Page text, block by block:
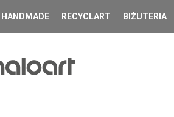
HANDMADE RECYCLART BIŻUTERIA